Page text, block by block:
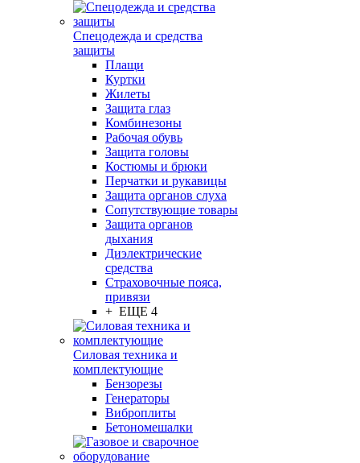
Спецодежда и средства
защиты
Плащи
Куртки
Жилеты
Защита глаз
Комбинезоны
Рабочая обувь
Защита головы
Костюмы и брюки
Перчатки и рукавицы
Защита органов слуха
Сопутствующие товары
Защита органов
дыхания
Диэлектрические
средства
Страховочные пояса,
привязи
+ ЕЩЕ 4
Силовая техника и
комплектующие
Бензорезы
Генераторы
Виброплиты
Бетономешалки